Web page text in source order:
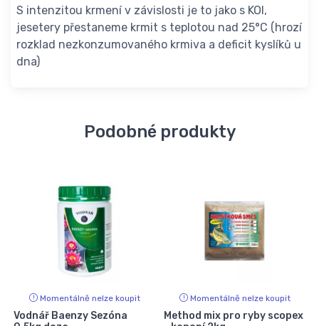
S intenzitou krmení v závislosti je to jako s KOI,
jesetery přestaneme krmit s teplotou nad 25°C (hrozí
rozklad nezkonzumovaného krmiva a deficit kyslíků u
dna)
Podobné produkty
Momentálně nelze koupit
Vodnář Baenzy Sezóna
Momentálně nelze koupit
Method mix pro ryby scopex